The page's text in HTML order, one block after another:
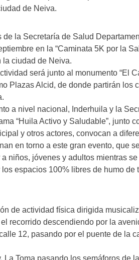
de Neiva.
de la Secretaría de Salud
en la “Caminata 5K por la
la ciudad de Neiva.
será junto al monumento “El
Plazas Alcid, de donde partirán los
a nivel nacional, Inderhuila y la
“Huila Activo y Saludable”, junto
y otros actores, convocan a
en torno a este gran evento, que
niños, jóvenes y adultos mientras
espacios 100% libres de humo de
de actividad física dirigida
recorrido descendiendo por la
12, pasando por el puente de la
La Toma pasando los semáforos de